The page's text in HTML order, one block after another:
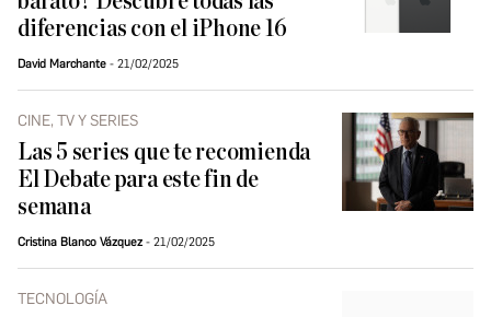
diferencias con el iPhone 16
David Marchante 21/02/2025
CINE, TV Y SERIES
Las 5 series que te recomienda
El Debate para este fin de
semana
Cristina Blanco Vázquez 21/02/2025
TECNOLOGÍA